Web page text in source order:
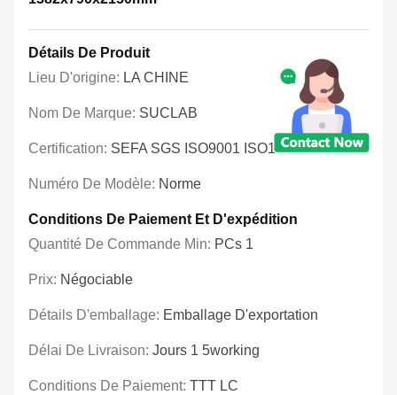
Détails De Produit
Lieu D'origine: LA CHINE
Nom De Marque: SUCLAB
Certification: SEFA SGS ISO9001 ISO14001 OHSAS
Numéro De Modèle: Norme
Conditions De Paiement Et D'expédition
Quantité De Commande Min: PCs 1
Prix: Négociable
Détails D'emballage: Emballage D'exportation
Délai De Livraison: Jours 1 5working
Conditions De Paiement: TTT LC